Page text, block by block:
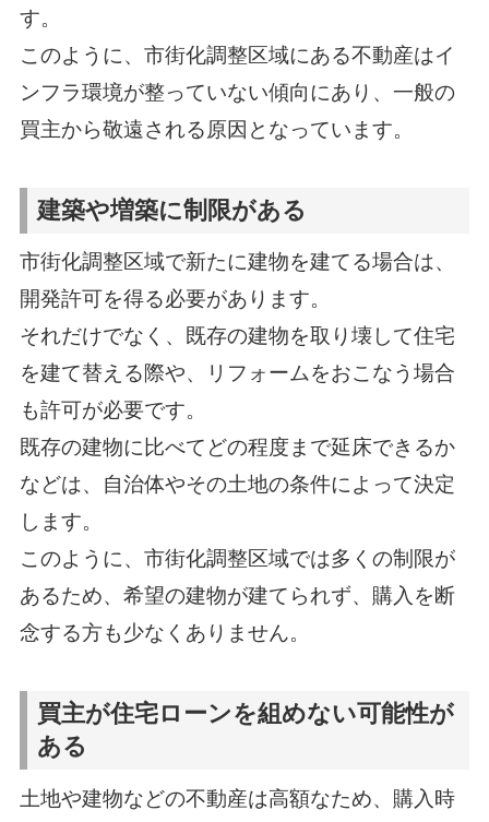
す。
このように、市街化調整区域にある不動産はイ
ンフラ環境が整っていない傾向にあり、一般の
買主から敬遠される原因となっています。
建築や増築に制限がある
市街化調整区域で新たに建物を建てる場合は、
開発許可を得る必要があります。
それだけでなく、既存の建物を取り壊して住宅
を建て替える際や、リフォームをおこなう場合
も許可が必要です。
既存の建物に比べてどの程度まで延床できるか
などは、自治体やその土地の条件によって決定
します。
このように、市街化調整区域では多くの制限が
あるため、希望の建物が建てられず、購入を断
念する方も少なくありません。
買主が住宅ローンを組めない可能性が
ある
土地や建物などの不動産は高額なため、購入時